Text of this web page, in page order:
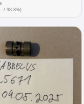
/ 98.8%)